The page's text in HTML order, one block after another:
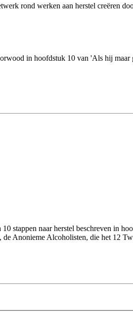
rond werken aan herstel creëren
in hoofdstuk 10 van 'Als hij
naar herstel beschreven in
Anonieme Alcoholisten, die het 12